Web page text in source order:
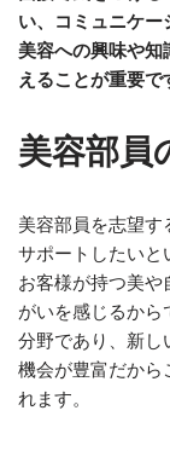
い、コミュニケ
美容への興味や知
えることが重要で
美容部員
美容部員を志望す
サポートしたいと
お客様が持つ美や
がいを感じるから
分野であり、新し
機会が豊富だから
れます。